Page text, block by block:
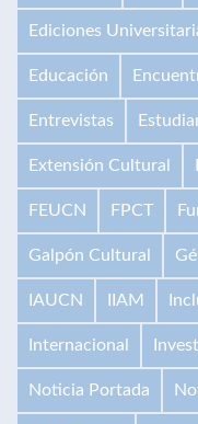
Ediciones
Educación
Entrevistas
Extensión Cultural
FEUCN FPCT
Galpón Cultural
IAUCN IIAM
Internacional
Noticia Portada